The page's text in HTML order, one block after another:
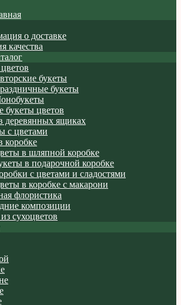
о доставке
качества
букеты
букеты
букеты цветов
деревянных ящиках
с цветами
коробке
в шляпной коробке
в подарочной коробке
с цветами и сладостями
в коробке с макарони
флористика
композиции
сухоцветов